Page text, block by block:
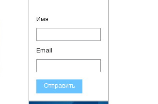
Имя
Email
Отправить